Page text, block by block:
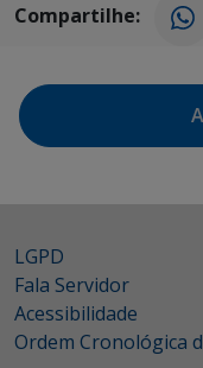
Compartilhe:
LGPD
Fala Servidor
Acessibilidade
Ordem Cronológica